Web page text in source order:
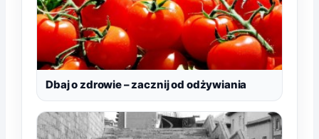
Dbaj o zdrowie – zacznij od odżywiania